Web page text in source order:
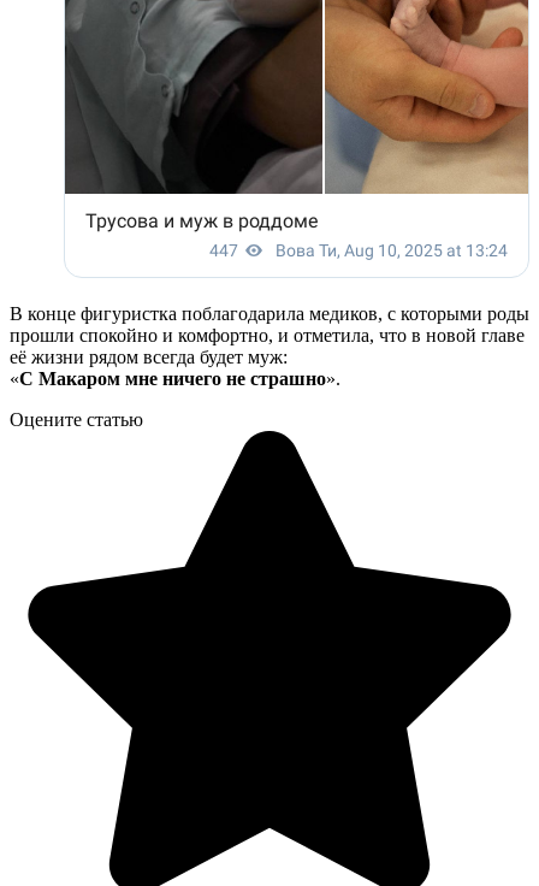
В конце фигуристка поблагодарила медиков, с которыми роды
прошли спокойно и комфортно, и отметила, что в новой главе
её жизни рядом всегда будет муж:
«С Макаром мне ничего не страшно».
Оцените статью